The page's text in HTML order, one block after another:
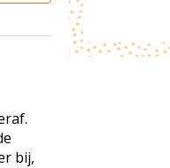
bij,